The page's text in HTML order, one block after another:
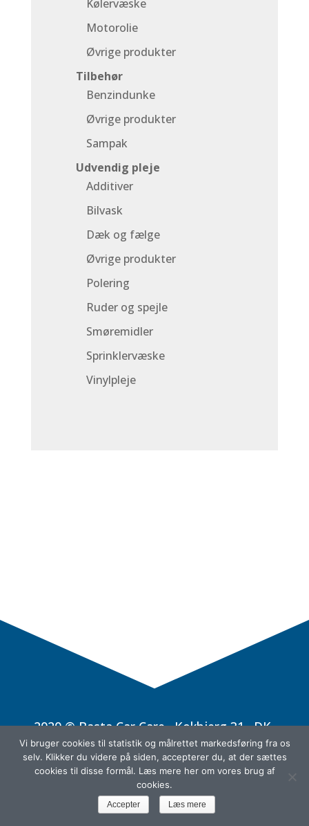
Kølervæske
Motorolie
Øvrige produkter
Tilbehør
Benzindunke
Øvrige produkter
Sampak
Udvendig pleje
Additiver
Bilvask
Dæk og fælge
Øvrige produkter
Polering
Ruder og spejle
Smøremidler
Sprinklervæske
Vinylpleje
2020 © Basta Car Care · Kokbjerg 31 · DK-
6000 Kolding · Phone +45 88 44 33 00 ·
Mail: info@bastacarcare.dk
Vi bruger cookies til statistik og målrettet markedsføring fra os
selv. Klikker du videre på siden, accepterer du, at der sættes
cookies til disse formål. Læs mere her om vores brug af
cookies.
Accepter Læs mere